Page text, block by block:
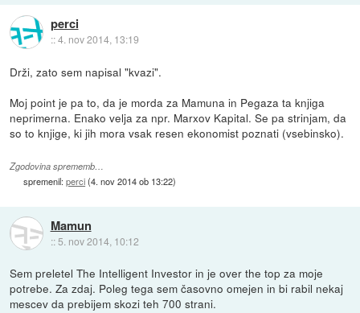
perci
::4. nov 2014, 13:19
Drži, zato sem napisal "kvazi".
Moj point je pa to, da je morda za Mamuna in Pegaza ta knjiga
neprimerna. Enako velja za npr. Marxov Kapital. Se pa strinjam, da
so to knjige, ki jih mora vsak resen ekonomist poznati (vsebinsko).
Zgodovina sprememb…
spremenil:perci(4. nov 2014 ob 13:22)
Mamun
:: 5. nov 2014, 10:12
Sem preletel The Intelligent Investor in je over the top za moje
potrebe. Za zdaj. Poleg tega sem časovno omejen in bi rabil nekaj
mescev da prebijem skozi teh 700 strani.